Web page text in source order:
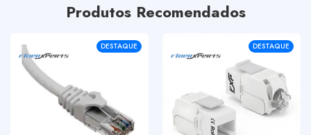
Produtos Recomendados
DESTAQUE DESTAQUE